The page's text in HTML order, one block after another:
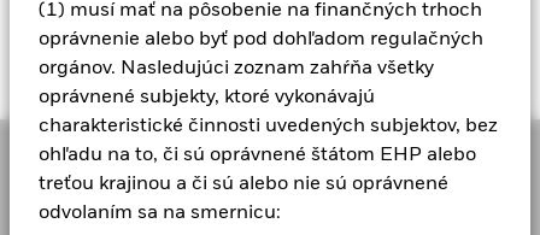
(1) musí mať na pôsobenie na finančných trhoch
oprávnenie alebo byť pod dohľadom regulačných
orgánov. Nasledujúci zoznam zahŕňa všetky
oprávnené subjekty, ktoré vykonávajú
charakteristické činnosti uvedených subjektov, bez
ohľadu na to, či sú oprávnené štátom EHP alebo
treťou krajinou a či sú alebo nie sú oprávnené
odvolaním sa na smernicu:
Zobraziť všetko Literature